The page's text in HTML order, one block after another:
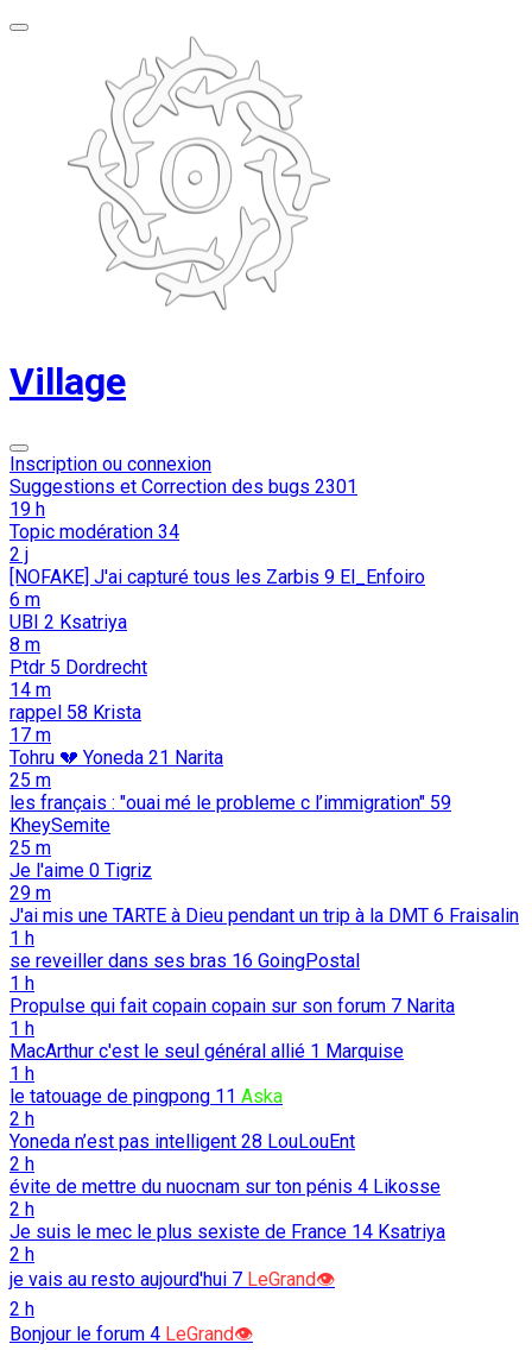
Village
Inscription ou connexion
Suggestions et Correction des bugs 2301
19 h
Topic modération 34
2 j
[NOFAKE] J'ai capturé tous les Zarbis 9 El_Enfoiro
6 m
UBI 2 Ksatriya
8 m
Ptdr 5 Dordrecht
14 m
rappel 58 Krista
17 m
Tohru 💔 Yoneda 21 Narita
25 m
les français : "ouai mé le probleme c l’immigration" 59
KheySemite
25 m
Je l'aime 0 Tigriz
29 m
J'ai mis une TARTE à Dieu pendant un trip à la DMT 6 Fraisalin
1 h
se reveiller dans ses bras 16 GoingPostal
1 h
Propulse qui fait copain copain sur son forum 7 Narita
1 h
MacArthur c'est le seul général allié 1 Marquise
1 h
le tatouage de pingpong 11 Aska
2 h
Yoneda n’est pas intelligent 28 LouLouEnt
2 h
évite de mettre du nuocnam sur ton pénis 4 Likosse
2 h
Je suis le mec le plus sexiste de France 14 Ksatriya
2 h
je vais au resto aujourd'hui 7 LeGrand👁️
2 h
Bonjour le forum 4 LeGrand👁️